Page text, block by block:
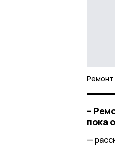
Ремонт
–
пока